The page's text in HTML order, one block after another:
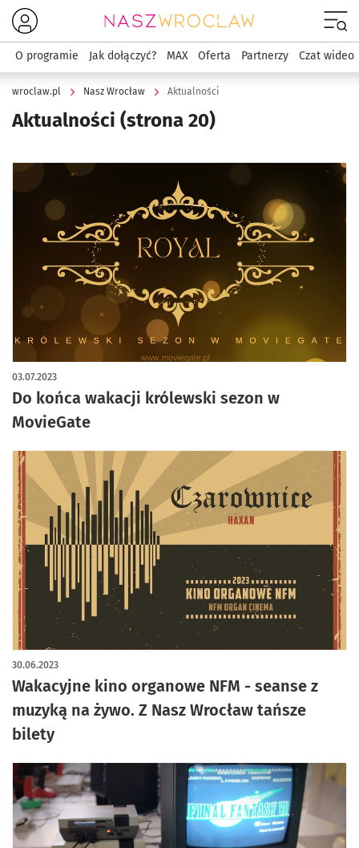
O programie Jak dołączyć? MAX Oferta Partnerzy Czat wideo
wroclaw.pl Nasz Wrocław Aktualności
Aktualności (strona 20)
Do końca wakacji królewski sezon w
MovieGate
03.07.2023
Wakacyjne kino organowe NFM - seanse z
muzyką na żywo. Z Nasz Wrocław tańsze
bilety
30.06.2023